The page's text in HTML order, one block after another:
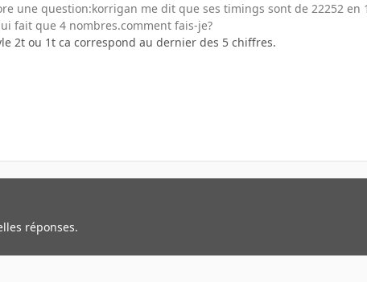
une question:korrigan me dit que ses timings sont de 22252 en
fait que 4 nombres.comment fais-je?
2t ou 1t ca correspond au dernier des 5 chiffres.
réponses.